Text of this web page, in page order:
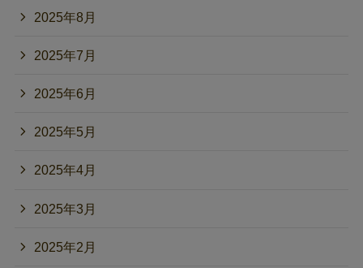
2025年8月
2025年7月
2025年6月
2025年5月
2025年4月
2025年3月
2025年2月